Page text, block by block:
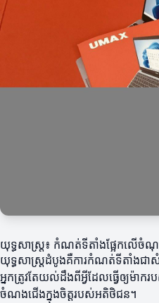
យុទ្ធសាស្ត្រ៖ កំណត់ទីតាំងផ្អែកលើចំណុ
យុទ្ធសាស្ត្រដំបូងគឺការកំណត់ទីតាំងជា
អ្នកត្រូវតែយល់ដឹងពីអ្វីដែលធ្វើឲ្យម៉ាករ
ចំណងជើងក្នុងចិត្តរបស់អតិថិជន។